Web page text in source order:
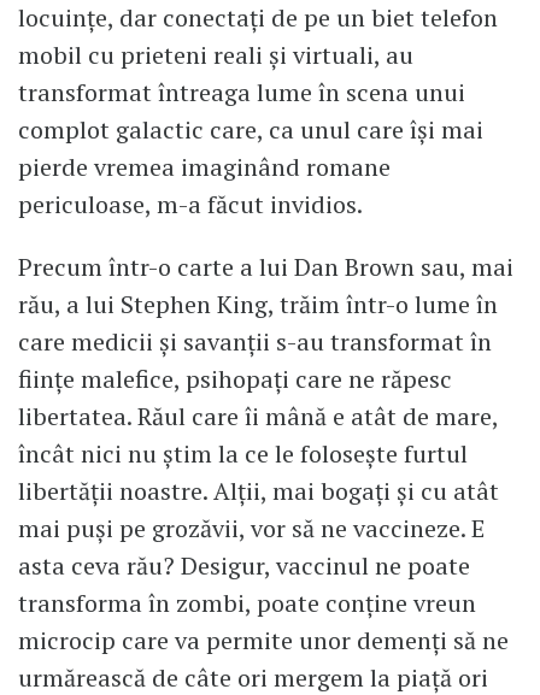
locuinţe, dar conectaţi de pe un biet telefon
mobil cu prieteni reali şi virtuali, au
transformat întreaga lume în scena unui
complot galactic care, ca unul care îşi mai
pierde vremea imaginând romane
periculoase, m-a făcut invidios.
Precum într-o carte a lui Dan Brown sau, mai
rău, a lui Stephen King, trăim într-o lume în
care medicii şi savanţii s-au transformat în
fiinţe malefice, psihopaţi care ne răpesc
libertatea. Răul care îi mână e atât de mare,
încât nici nu ştim la ce le foloseşte furtul
libertăţii noastre. Alţii, mai bogaţi şi cu atât
mai puşi pe grozăvii, vor să ne vaccineze. E
asta ceva rău? Desigur, vaccinul ne poate
transforma în zombi, poate conţine vreun
microcip care va permite unor demenţi să ne
urmărească de câte ori mergem la piaţă ori